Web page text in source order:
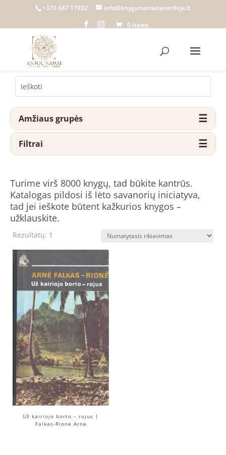
+370 687 17932
info@knygunamaitenerifeje.lt
0 Items
Amžiaus grupės
Filtrai
Turime virš 8000 knygų, tad būkite kantrūs.
Katalogas pildosi iš lėto savanorių iniciatyva,
tad jei ieškote būtent kažkurios knygos –
užklauskite.
Rezultatų: 1
Už kairiojo borto – rojus |
Falkas-Rionė Arnė